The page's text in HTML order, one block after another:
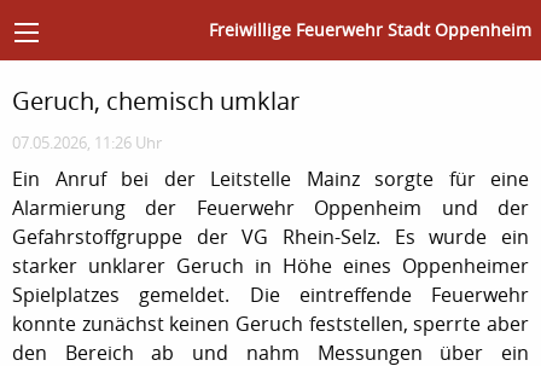
Freiwillige Feuerwehr Stadt Oppenheim
Geruch, chemisch umklar
07.05.2026, 11:26 Uhr
Ein Anruf bei der Leitstelle Mainz sorgte für eine
Alarmierung der Feuerwehr Oppenheim und der
Gefahrstoffgruppe der VG Rhein-Selz. Es wurde ein
starker unklarer Geruch in Höhe eines Oppenheimer
Spielplatzes gemeldet. Die eintreffende Feuerwehr
konnte zunächst keinen Geruch feststellen, sperrte aber
den Bereich ab und nahm Messungen über ein